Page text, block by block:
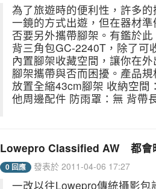
為了旅遊時的便利性，許多
一鏡的方式出遊，但在器材
否要另外攜帶腳架。有鑑於
背三角包GC-2240T，除了可
內置腳架收藏空間，讓你在
腳架攜帶與否而困擾。產品
放置全縮43cm腳架 收納空間
他周邊配件 防雨罩：無 背帶
Lowepro Classified AW 都會
0 回應 發表於 2011-04-06 17:27
一改以往Lowepro傳統攝影包